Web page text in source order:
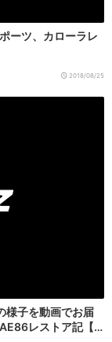
ーツ、カローラレ
2018/08/25
様子を動画でお届
レストア記【…